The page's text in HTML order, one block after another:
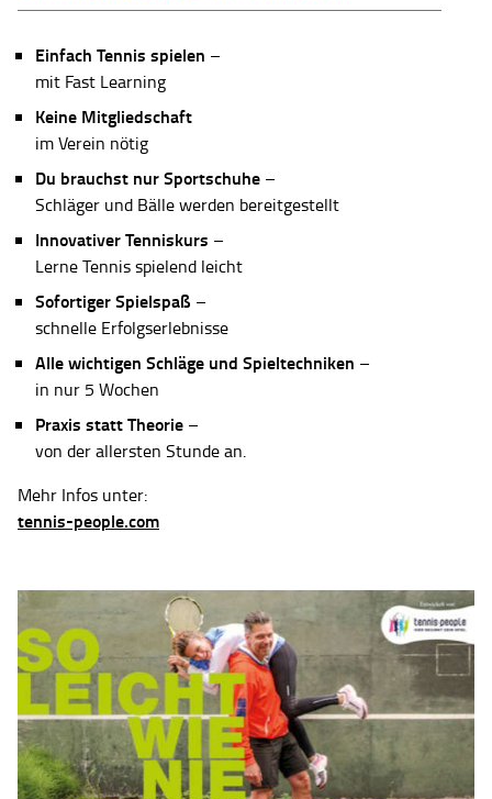
Einfach Tennis spielen –
mit Fast Learning
Keine Mitgliedschaft
im Verein nötig
Du brauchst nur Sportschuhe –
Schläger und Bälle werden bereitgestellt
Innovativer Tenniskurs –
Lerne Tennis spielend leicht
Sofortiger Spielspaß –
schnelle Erfolgserlebnisse
Alle wichtigen Schläge und Spieltechniken –
in nur 5 Wochen
Praxis statt Theorie –
von der allersten Stunde an.
Mehr Infos unter:
tennis-people.com